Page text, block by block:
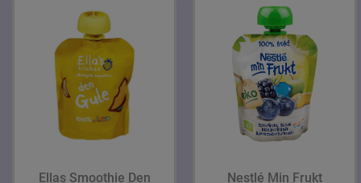
Ellas Smoothie Den
Nestlé Min Frukt